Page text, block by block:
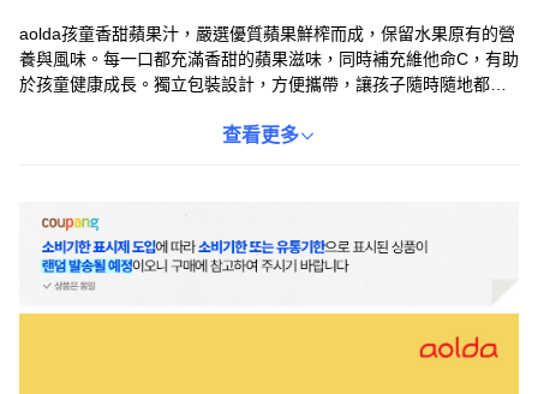
aolda孩童香甜蘋果汁，嚴選優質蘋果鮮榨而成，保留水果原有的營
養與風味。每一口都充滿香甜的蘋果滋味，同時補充維他命C，有助
於孩童健康成長。獨立包裝設計，方便攜帶，讓孩子隨時隨地都能
開心。是孩子們健康零食的最佳選擇，也是外出時方便的營養補充
查看更多